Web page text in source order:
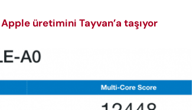
üretimini Tayvan’a taşıyor